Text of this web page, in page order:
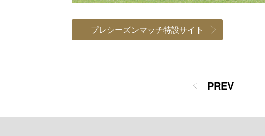
プレシーズンマッチ特設サイト
PREV